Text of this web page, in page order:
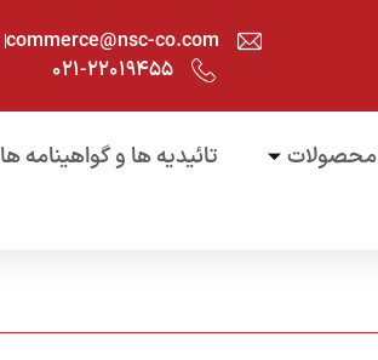
commerce@nsc-co.com
۰۲۱-۲۲۰۱۹۴۵۵
محصولات تائیدیه ها و گواهینامه ها